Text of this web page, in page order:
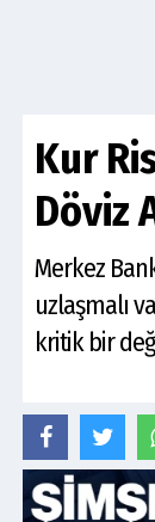
Kur
Döviz
Merkez
uzlaşmalı
kritik bir